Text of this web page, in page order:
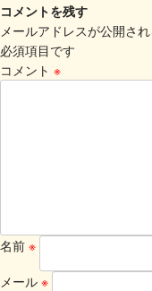
コメントを残す
メールアドレスが公開さ
必須項目です
コメント ※
名前 ※
メール ※